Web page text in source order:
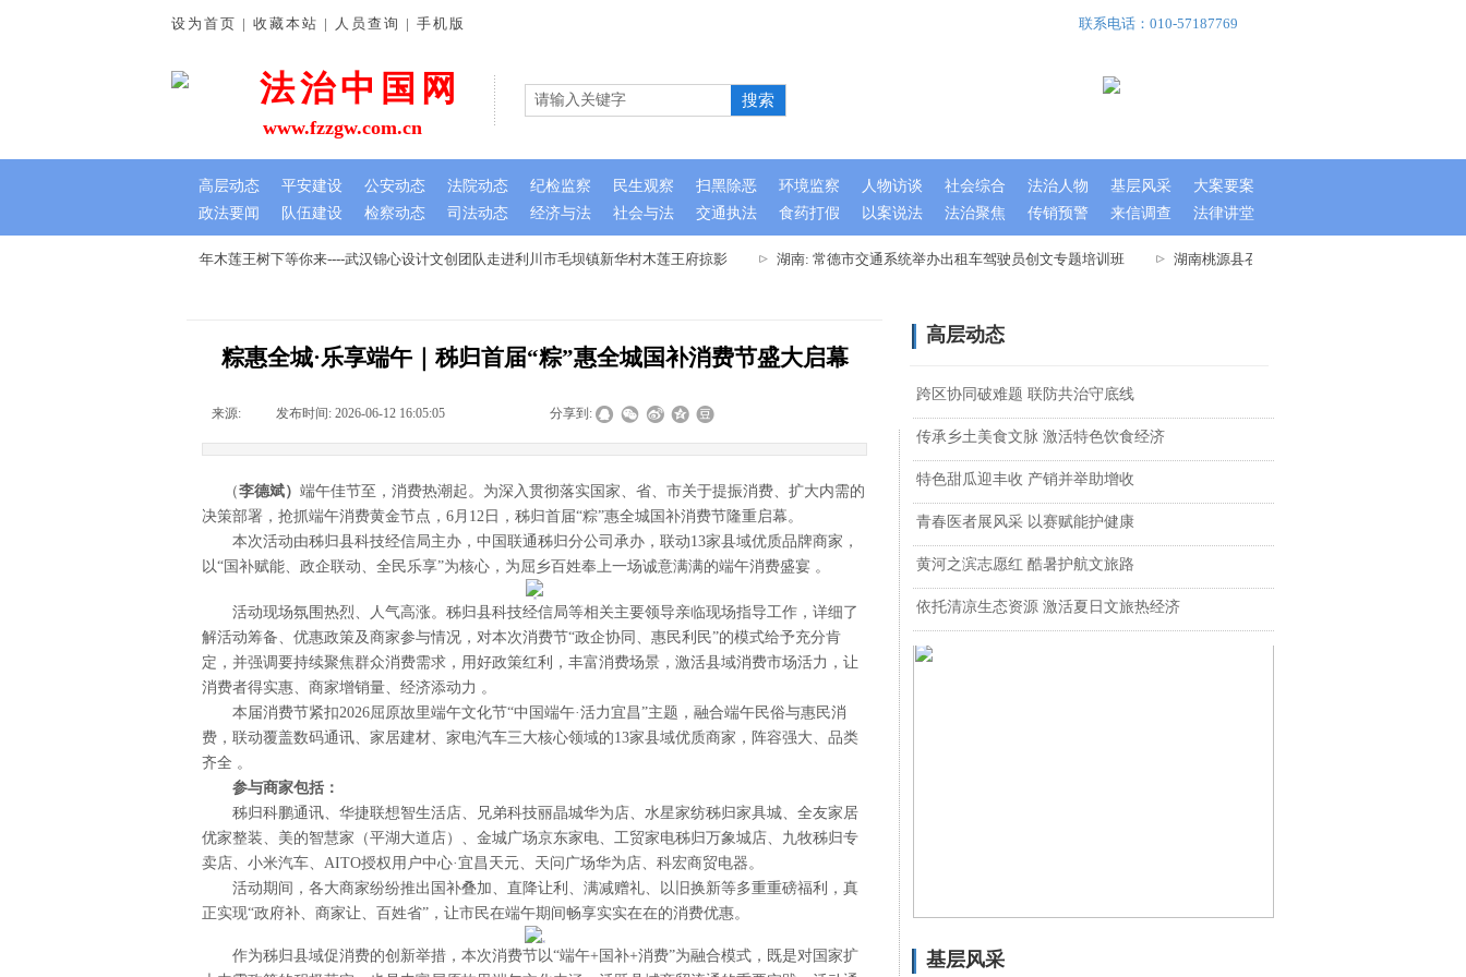
七夕文创节，我在千年木莲王树下等你来----武汉锦心设计文创团队走进利川市毛坝镇新华村木莲王府掠影 湖南: 常德市交通系统举办出租车驾驶员创文专题培训班 湖南桃源县召开文明城市指数测评迎检工作大会
法治中国网
政法要闻 队伍建设 检察动态 司法动态 经济与法 社会与法 交通执法 食药打假 以案说法 法治聚焦 传销预警 来信调查 法律讲堂
设为首页 | 收藏本站 | 人员查询 | 手机版 联系电话：010-57187769
搜索
www.fzzgw.com.cn
高层动态 平安建设 公安动态 法院动态 纪检监察 民生观察 扫黑除恶 环境监察 人物访谈 社会综合 法治人物 基层风采 大案要案
高层动态
粽惠全城·乐享端午｜秭归首届“粽”惠全城国补消费节盛大启幕
来源: 发布时间: 2026-06-12 16:05:05 分享到:
（李德斌） 端午佳节至，消费热潮起。为深入贯彻落实国家、省、市关于提振消费、扩大内需的
决策部署，抢抓端午消费黄金节点，6月12日，秭归首届“粽”惠全城国补消费节隆重启幕。
本次活动由秭归县科技经信局主办，中国联通秭归分公司承办，联动13家县域优质品牌商家，
以“国补赋能、政企联动、全民乐享”为核心，为屈乡百姓奉上一场诚意满满的端午消费盛宴 。
活动现场氛围热烈、人气高涨。秭归县科技经信局等相关主要领导亲临现场指导工作，详细了
解活动筹备、优惠政策及商家参与情况，对本次消费节“政企协同、惠民利民”的模式给予充分肯
定，并强调要持续聚焦群众消费需求，用好政策红利，丰富消费场景，激活县域消费市场活力，让
消费者得实惠、商家增销量、经济添动力 。
本届消费节紧扣2026屈原故里端午文化节“中国端午·活力宜昌”主题，融合端午民俗与惠民消
费，联动覆盖数码通讯、家居建材、家电汽车三大核心领域的13家县域优质商家，阵容强大、品类
齐全 。
参与商家包括：
秭归科鹏通讯、华捷联想智生活店、兄弟科技丽晶城华为店、水星家纺秭归家具城、全友家居
优家整装、美的智慧家（平湖大道店）、金城广场京东家电、工贸家电秭归万象城店、九牧秭归专
卖店、小米汽车、AITO授权用户中心·宜昌天元、天问广场华为店、科宏商贸电器。
活动期间，各大商家纷纷推出国补叠加、直降让利、满减赠礼、以旧换新等多重重磅福利，真
正实现“政府补、商家让、百姓省”，让市民在端午期间畅享实实在在的消费优惠。
作为秭归县域促消费的创新举措，本次消费节以“端午+国补+消费”为融合模式，既是对国家扩
跨区协同破难题 联防共治守底线
传承乡土美食文脉 激活特色饮食经济
特色甜瓜迎丰收 产销并举助增收
青春医者展风采 以赛赋能护健康
黄河之滨志愿红 酷暑护航文旅路
依托清凉生态资源 激活夏日文旅热经济
基层风采